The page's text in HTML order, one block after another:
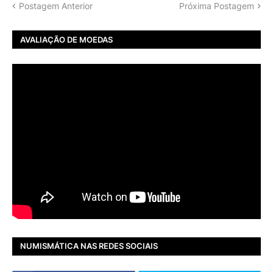
Postagem Anterior Próxima Postagem
AVALIAÇÃO DE MOEDAS
NUMISMÁTICA NAS REDES SOCIAIS